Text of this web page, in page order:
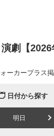
劇【2026
ーカープラス
日付から探す
明日